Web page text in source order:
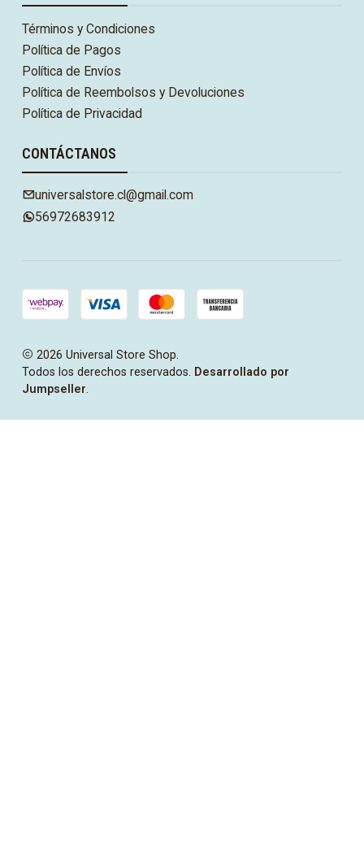
Términos y Condiciones
Política de Pagos
Política de Envíos
Política de Reembolsos y Devoluciones
Política de Privacidad
CONTÁCTANOS
universalstore.cl@gmail.com
56972683912
2026 Universal Store Shop.
Todos los derechos reservados. Desarrollado por
Jumpseller.